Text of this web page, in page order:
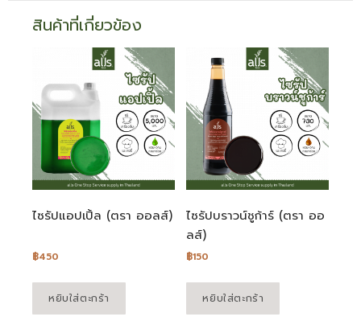
สินค้าที่เกี่ยวข้อง
ไซรัปแอปเปิ้ล (ตรา ออลส์)
฿450
หยิบใส่ตะกร้า
ไซรัปบราวน์ชูก้าร์ (ตรา ออ
ลส์)
฿150
หยิบใส่ตะกร้า